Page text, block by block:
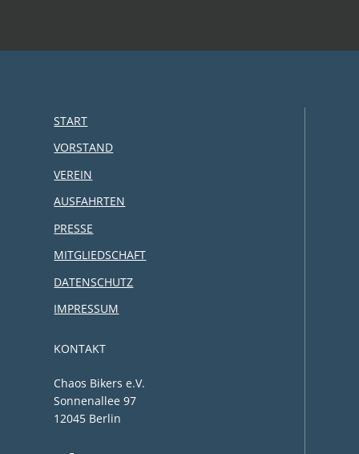
START
VORSTAND
VEREIN
AUSFAHRTEN
PRESSE
MITGLIEDSCHAFT
DATENSCHUTZ
IMPRESSUM
KONTAKT
Chaos Bikers e.V.
Sonnenallee 97
12045 Berlin